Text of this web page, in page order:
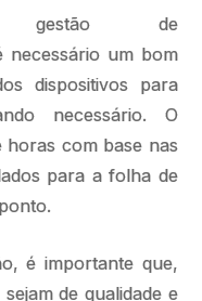
de
necessário um bom
dispositivos para
necessário. O
com base nas
para a folha de
é importante que,
de qualidade e